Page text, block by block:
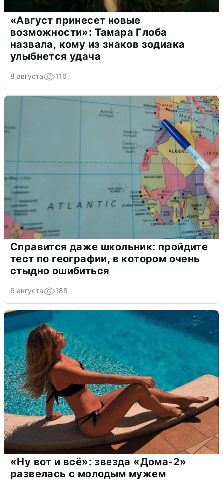
«Август принесет новые
возможности»: Тамара Глоба
назвала, кому из знаков зодиака
улыбнется удача
8 августа 116
Справится даже школьник: пройдите
тест по географии, в котором очень
стыдно ошибиться
6 августа 188
«Ну вот и всё»: звезда «Дома-2»
развелась с молодым мужем